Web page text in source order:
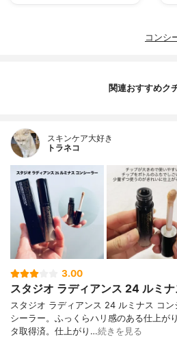
コンシ
関連おすすめク
スキンケア大好き
トラネコ
3.00
スタジオ ラディアンス 24 ルミ
スタジオ ラディアンス 24 ルミナス コン
シーラー。ふっくらハリ感のある仕上が
タ取得済。仕上がり…続きを見る